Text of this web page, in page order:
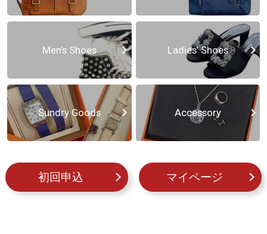
Men’s Shoes Ladies’ Shoes
Sundry Goods Accessory
初回申込 マイページ